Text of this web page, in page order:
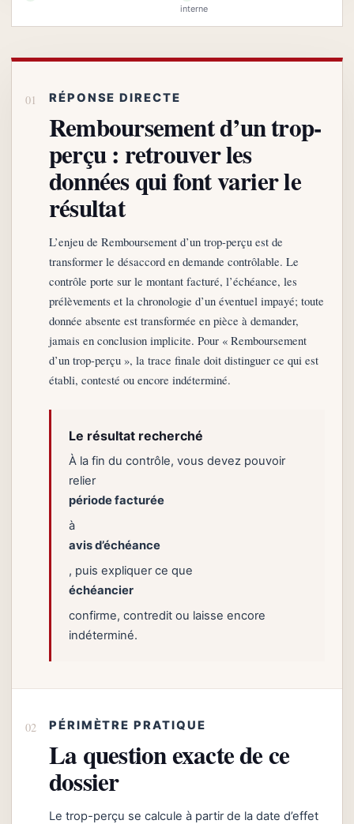
interne
RÉPONSE DIRECTE
Remboursement d’un trop-
perçu : retrouver les
données qui font varier le
résultat
L’enjeu de Remboursement d’un trop-perçu est de
transformer le désaccord en demande contrôlable. Le
contrôle porte sur le montant facturé, l’échéance, les
prélèvements et la chronologie d’un éventuel impayé; toute
donnée absente est transformée en pièce à demander,
jamais en conclusion implicite. Pour « Remboursement
d’un trop-perçu », la trace finale doit distinguer ce qui est
établi, contesté ou encore indéterminé.
Le résultat recherché
À la fin du contrôle, vous devez pouvoir
relier
période facturée
à
avis d’échéance
, puis expliquer ce que
échéancier
confirme, contredit ou laisse encore
indéterminé.
PÉRIMÈTRE PRATIQUE
La question exacte de ce
dossier
Le trop-perçu se calcule à partir de la date d’effet